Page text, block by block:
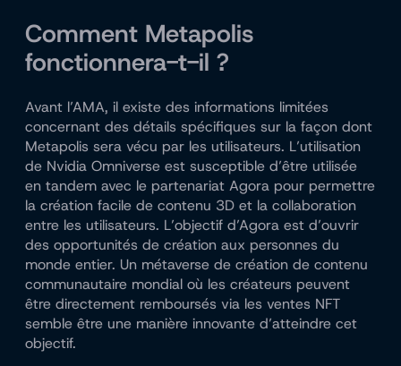
Comment Metapolis
fonctionnera-t-il ?
Avant l’AMA, il existe des informations limitées
concernant des détails spécifiques sur la façon dont
Metapolis sera vécu par les utilisateurs. L’utilisation
de Nvidia Omniverse est susceptible d’être utilisée
en tandem avec le partenariat Agora pour permettre
la création facile de contenu 3D et la collaboration
entre les utilisateurs. L’objectif d’Agora est d’ouvrir
des opportunités de création aux personnes du
monde entier. Un métaverse de création de contenu
communautaire mondial où les créateurs peuvent
être directement remboursés via les ventes NFT
semble être une manière innovante d’atteindre cet
objectif.